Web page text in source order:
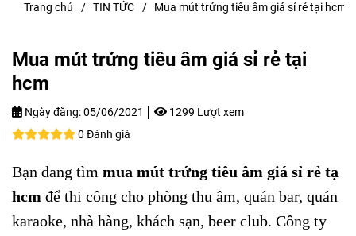
Trang chủ / TIN TỨC / Mua mút trứng tiêu âm giá sỉ rẻ tại hcm
Mua mút trứng tiêu âm giá sỉ rẻ tại
hcm
Ngày đăng:05/06/2021
1299 Lượt xem
0 Đánh giá
Bạn đang tìm mua mút trứng tiêu âm giá sỉ rẻ tạ
hcm để thi công cho phòng thu âm, quán bar, quán
karaoke, nhà hàng, khách sạn, beer club. Công ty